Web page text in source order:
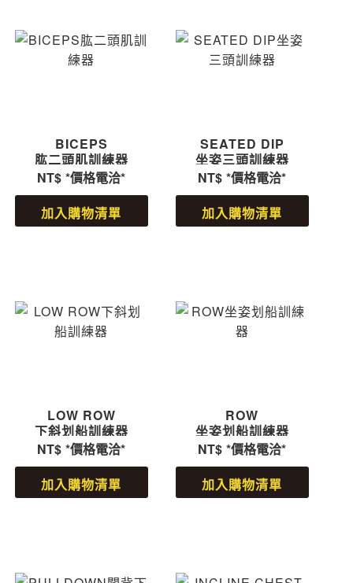
BICEPS
肱二頭肌訓練器
NT$ *價格電洽*
加入購物清單
SEATED DIP
坐姿三頭訓練器
NT$ *價格電洽*
加入購物清單
LOW ROW
下斜划船訓練器
NT$ *價格電洽*
加入購物清單
ROW
坐姿划船訓練器
NT$ *價格電洽*
加入購物清單